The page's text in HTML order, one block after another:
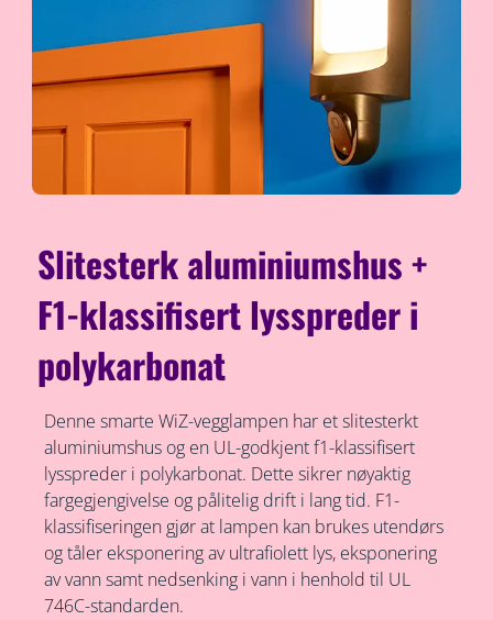
Slitesterk aluminiumshus +
F1-klassifisert lysspreder i
polykarbonat
Denne smarte WiZ-vegglampen har et slitesterkt
aluminiumshus og en UL-godkjent f1-klassifisert
lysspreder i polykarbonat. Dette sikrer nøyaktig
fargegjengivelse og pålitelig drift i lang tid. F1-
klassifiseringen gjør at lampen kan brukes utendørs
og tåler eksponering av ultrafiolett lys, eksponering
av vann samt nedsenking i vann i henhold til UL
746C-standarden.